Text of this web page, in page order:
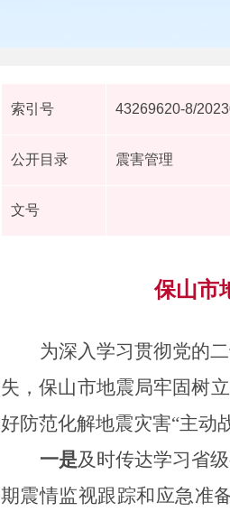
索引号 43269620-8/
公开目录 震害管理
文号
保山市
为深入学习贯彻党的二
失，保山市地震局牢固树立
好防范化解地震灾害“主动战
一是及时传达学习省
期震情监视跟踪和应急准